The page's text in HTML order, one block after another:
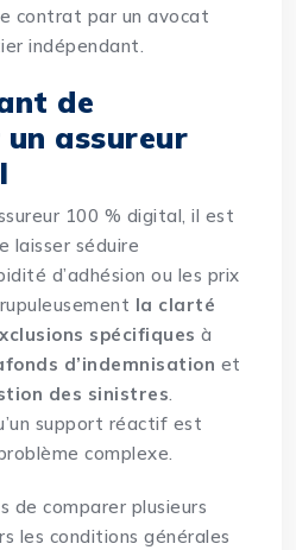
contrat par un avocat
indépendant.
de
assureur
100 % digital, il est
laisser séduire
d’adhésion ou les prix
la clarté
spécifiques à
d’indemnisation et
des sinistres.
support réactif est
complexe.
de comparer plusieurs
les conditions générales